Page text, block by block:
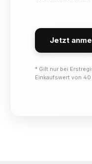
Jetzt
* Gilt nur bei
Einkaufswert von